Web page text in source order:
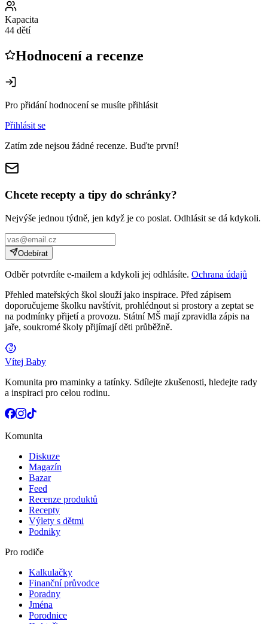
Kapacita
44 dětí
Hodnocení a recenze
Pro přidání hodnocení se musíte přihlásit
Přihlásit se
Zatím zde nejsou žádné recenze. Buďte první!
Chcete recepty a tipy do schránky?
Nejvýše jednou týdně, jen když je co poslat. Odhlásit se dá kdykoli.
Odebírat
Odběr potvrdíte e-mailem a kdykoli jej odhlásíte. Ochrana údajů
Přehled mateřských škol slouží jako inspirace. Před zápisem
doporučujeme školku navštívit, prohlédnout si prostory a zeptat se
na podmínky přijetí a provozu. Státní MŠ mají zpravidla zápis na
jaře, soukromé školy přijímají děti průběžně.
Vítej Baby
Komunita pro maminky a tatínky. Sdílejte zkušenosti, hledejte rady
a inspiraci pro celou rodinu.
Komunita
Diskuze
Magazín
Bazar
Feed
Recenze produktů
Recepty
Výlety s dětmi
Podniky
Pro rodiče
Kalkulačky
Finanční průvodce
Poradny
Jména
Porodnice